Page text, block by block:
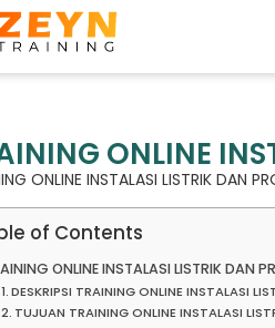
ONLINE
ONLINE INSTALASI LISTRIK DAN
of Contents
ONLINE INSTALASI LISTRIK DAN
DESKRIPSI TRAINING ONLINE INSTALASI
TUJUAN TRAINING ONLINE INSTALASI